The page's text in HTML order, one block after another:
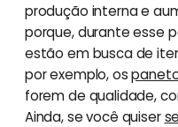
produção interna e
porque, durante esse
estão em busca de
por exemplo, os
forem de qualidade,
Ainda, se você quiser